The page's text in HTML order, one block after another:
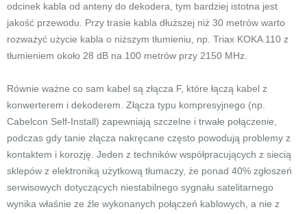
odcinek kabla od anteny do dekodera, tym bardziej istotna jest
jakość przewodu. Przy trasie kabla dłuższej niż 30 metrów warto
rozważyć użycie kabla o niższym tłumieniu, np. Triax KOKA 110 z
tłumieniem około 28 dB na 100 metrów przy 2150 MHz.
Równie ważne co sam kabel są złącza F, które łączą kabel z
konwerterem i dekoderem. Złącza typu kompresyjnego (np.
Cabelcon Self-Install) zapewniają szczelne i trwałe połączenie,
podczas gdy tanie złącza nakręcane często powodują problemy z
kontaktem i korozję. Jeden z techników współpracujących z siecią
sklepów z elektroniką użytkową tłumaczy, że ponad 40% zgłoszeń
serwisowych dotyczących niestabilnego sygnału satelitarnego
wynika właśnie ze źle wykonanych połączeń kablowych, a nie z